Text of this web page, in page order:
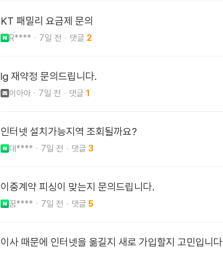
KT 패밀리 요금제 문의
R**** 7일 전 2
lg 재약정 문의드립니다.
이아아 7일 전 1
인터넷 설치가능지역 조회될까요?
대**** 7일 전 3
이중계약 피싱이 맞는지 문의드립니다.
꿈**** 7일 전 5
이사 때문에 인터넷을 옮길지 새로 가입할지 고민입니다